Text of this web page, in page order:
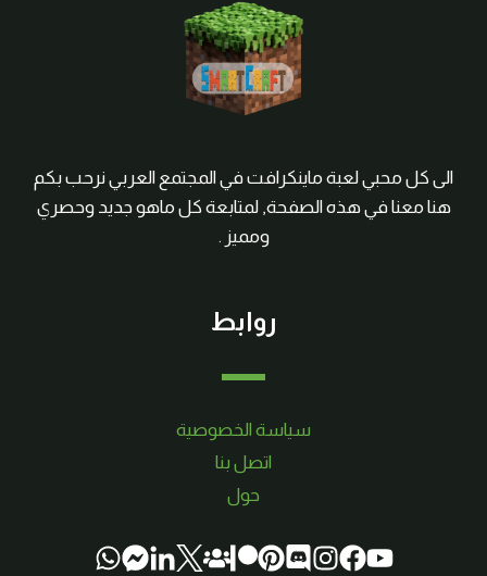
الى كل محبي لعبة ماينكرافت في المجتمع العربي نرحب بكم
هنا معنا في هذه الصفحة, لمتابعة كل ماهو جديد وحصري
ومميز .
روابط
سياسة الخصوصية
اتصل بنا
حول